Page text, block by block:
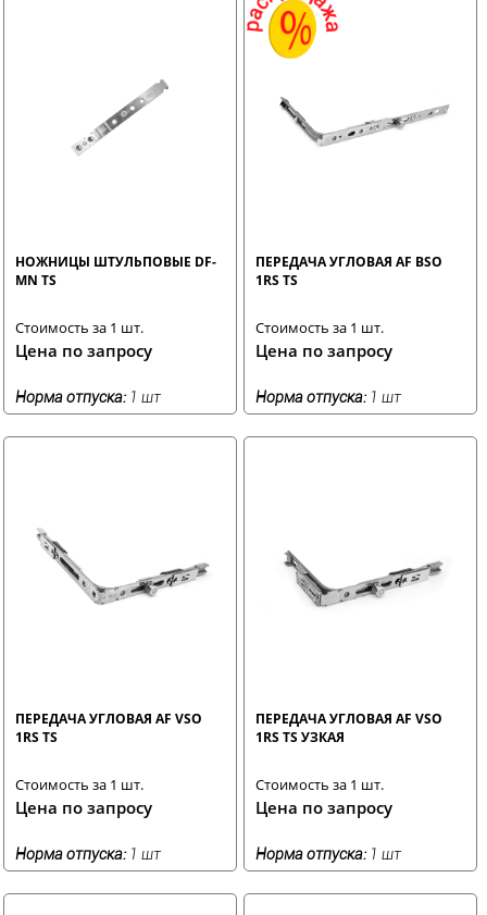
НОЖНИЦЫ ШТУЛЬПОВЫЕ DF-
MN TS
Стоимость за 1 шт.
Цена по запросу
Норма отпуска: 1 шт
ПЕРЕДАЧА УГЛОВАЯ AF BSO
1RS TS
Стоимость за 1 шт.
Цена по запросу
Норма отпуска: 1 шт
ПЕРЕДАЧА УГЛОВАЯ AF VSO
1RS TS
Стоимость за 1 шт.
Цена по запросу
Норма отпуска: 1 шт
ПЕРЕДАЧА УГЛОВАЯ AF VSO
1RS TS УЗКАЯ
Стоимость за 1 шт.
Цена по запросу
Норма отпуска: 1 шт